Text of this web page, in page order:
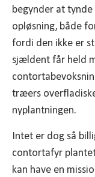
begynder at tynde
opløsning, både
fordi den ikke er
sjældent får held
træers
nyplantningen.
Intet er dog så
contortafyr
kan have en